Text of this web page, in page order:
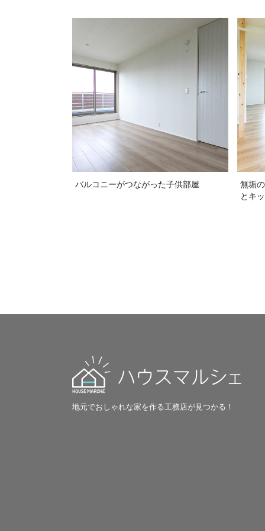
バルコニーがつながった子供部屋
無垢
とキ
地元でおしゃれな家を作る工務店が見つかる！